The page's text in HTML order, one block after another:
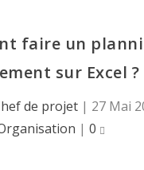
faire un
sur Excel ?
de projet | 27 Mai
| 0